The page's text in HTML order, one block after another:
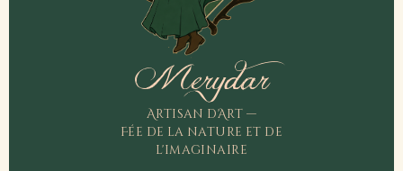
Merydar
Artisan d'Art —
Fée de la nature et de
l'imaginaire